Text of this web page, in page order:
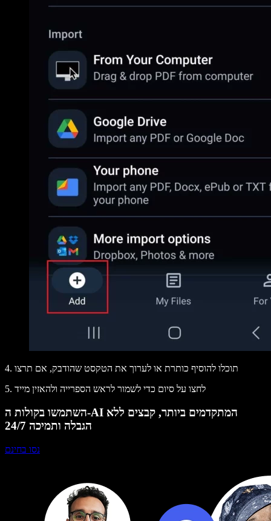
4. תוכלו להוסיף כותרת או לערוך את הטקסט שהודבק, אם תרצו
5. לחצו על סיום כדי לשמור לראש הספרייה ולהאזין מייד
השתמשו בקולות ה-AI המתקדמים ביותר, קבצים ללא
הגבלה ותמיכה 24/7
נסו בחינם